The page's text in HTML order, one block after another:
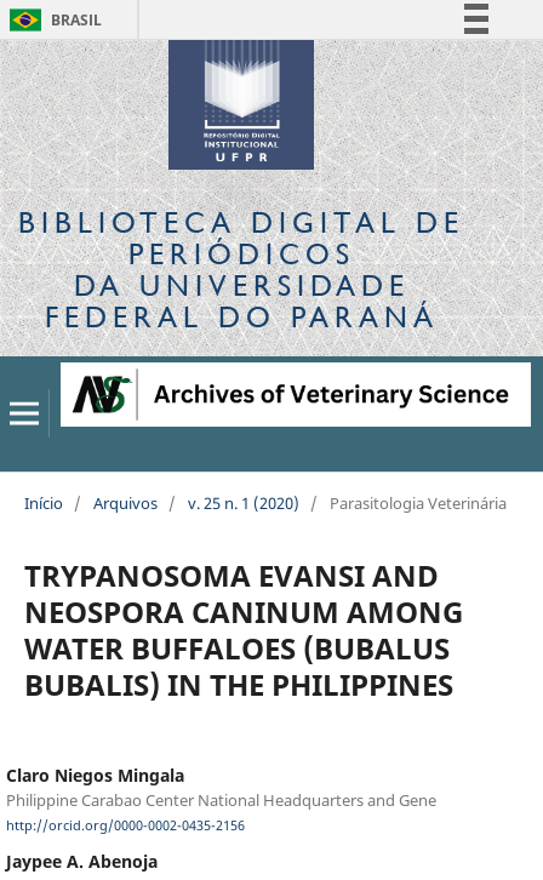
BRASIL
Simplifique!
Comunica BR
Participe
Acesso à informação
Legislação
Canais
BIBLIOTECA DIGITALDE
PERIÓDICOS
DA UNIVERSIDADE
FEDERAL DO PARANÁ
Início / Arquivos / v. 25 n. 1 (2020) / Parasitologia Veterinária
TRYPANOSOMA EVANSI AND
NEOSPORA CANINUM AMONG
WATER BUFFALOES (BUBALUS
BUBALIS) IN THE PHILIPPINES
Claro Niegos Mingala
Philippine Carabao Center National Headquarters and Gene
http://orcid.org/0000-0002-0435-2156
Jaypee A. Abenoja